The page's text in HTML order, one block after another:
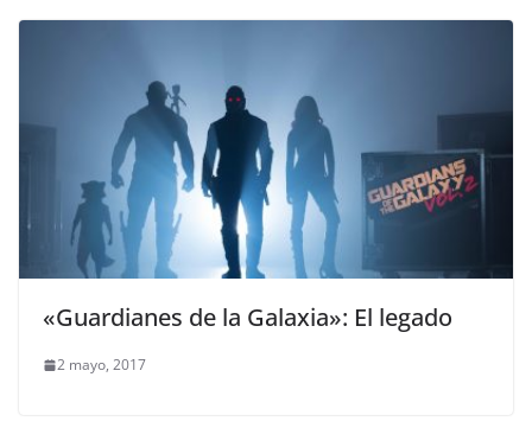
«Guardianes de la Galaxia»: El legado
2 mayo, 2017